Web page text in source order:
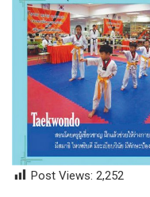
Post Views: 2,252